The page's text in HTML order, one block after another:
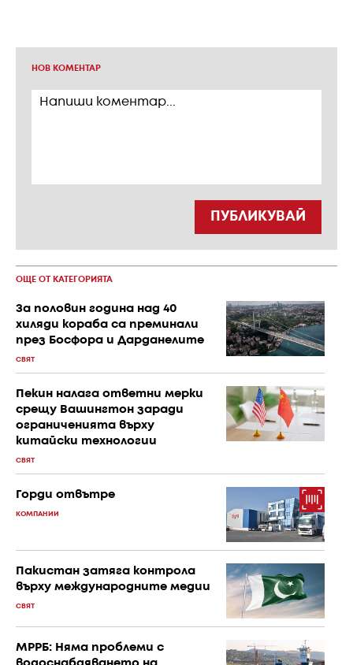
НОВ КОМЕНТАР
ПУБЛИКУВАЙ
ОЩЕ ОТ КАТЕГОРИЯТА
За половин година над 40
хиляди кораба са преминали
през Босфора и Дарданелите
СВЯТ
Пекин налага ответни мерки
срещу Вашингтон заради
ограниченията върху
китайски технологии
СВЯТ
Горди отвътре
КОМПАНИИ
Пакистан затяга контрола
върху международните медии
СВЯТ
МРРБ: Няма проблеми с